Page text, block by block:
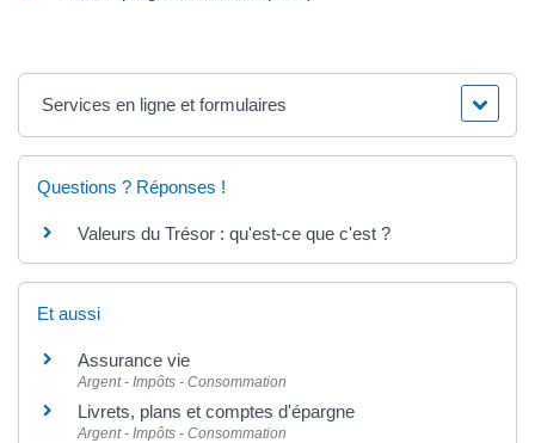
Services en ligne et formulaires
Questions ? Réponses !
Valeurs du Trésor : qu'est-ce que c'est ?
Et aussi
Assurance vie
Argent - Impôts - Consommation
Livrets, plans et comptes d'épargne
Argent - Impôts - Consommation